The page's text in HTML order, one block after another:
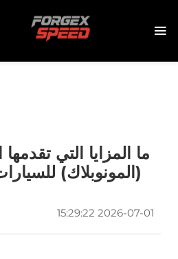
ما المزايا التي
(المونوبلاك)
2026-07-01 15:29:22